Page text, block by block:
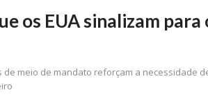
os EUA sinalizam
meio de mandato reforçam a necessidade